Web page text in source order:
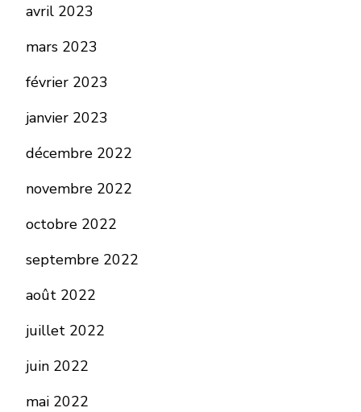
avril 2023
mars 2023
février 2023
janvier 2023
décembre 2022
novembre 2022
octobre 2022
septembre 2022
août 2022
juillet 2022
juin 2022
mai 2022